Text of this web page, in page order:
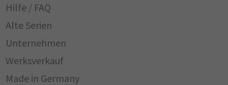
Hilfe / FAQ
Alte Serien
Unternehmen
Werksverkauf
Made in Germany